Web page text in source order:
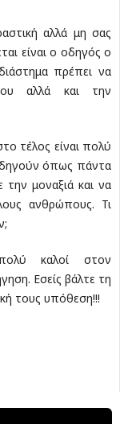
αλλά μη σας
είναι ο οδηγός ο
πρέπει να
αλλά και την
τέλος είναι πολύ
όπως πάντα
μοναξιά και να
ανθρώπους. Τι
καλοί στον
Εσείς βάλτε τη
τους υπόθεση!!!